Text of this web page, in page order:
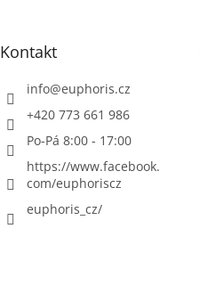
Kontakt
info@euphoris.cz
+420 773 661 986
Po-Pá 8:00 - 17:00
https://www.facebook.
com/euphoriscz
euphoris_cz/